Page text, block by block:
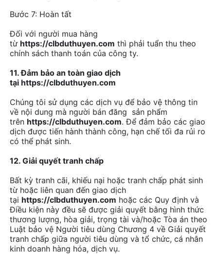
Bước 7: Hoàn tất
Đối với người mua hàng
từ https://clbduthuyen.com thì phải tuẩn thu theo
chính sách thanh toán của công ty.
11. Đảm bảo an toàn giao dịch
tại https://clbduthuyen.com
Chúng tôi sử dụng các dịch vụ để bảo vệ thông tin
về nội dung mà người bán đăng sản phẩm
trên https://clbduthuyen.com. Để đảm bảo các giao
dịch được tiến hành thành công, hạn chế tối đa rủi ro
có thể phát sinh.
12. Giải quyết tranh chấp
Bất kỳ tranh cãi, khiếu nại hoặc tranh chấp phát sinh
từ hoặc liên quan đến giao dịch
tại https://clbduthuyen.com hoặc các Quy định và
Điều kiện này đều sẽ được giải quyết bằng hình thức
thương lượng, hòa giải, trọng tài và/hoặc Tòa án theo
Luật bảo vệ Người tiêu dùng Chương 4 về Giải quyết
tranh chấp giữa người tiêu dùng và tổ chức, cá nhân
kinh doanh hàng hóa, dịch vụ.